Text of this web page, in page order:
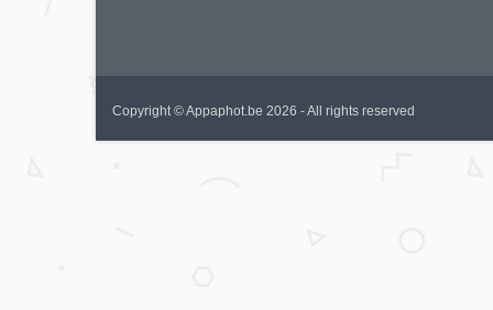
Copyright © Appaphot.be 2026 - All rights reserved